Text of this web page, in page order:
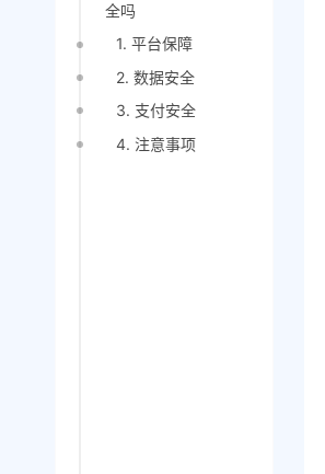
全吗
1. 平台保障
2. 数据安全
3. 支付安全
4. 注意事项